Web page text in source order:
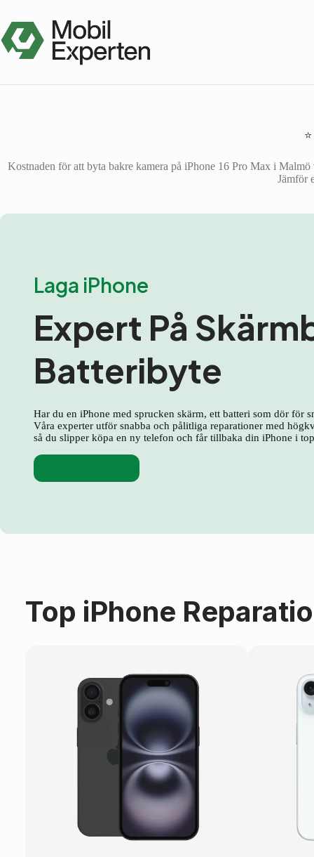
innehåll
Kostnaden för att byta bakre kamera på iPhone 16 Pro Max i
Jämför
Laga iPhone
Expert På
Batteribyte
Har du en iPhone med sprucken skärm, ett batteri som dör för
Våra experter utför snabba och pålitliga reparationer med
så du slipper köpa en ny telefon och får tillbaka din iPhone i
Top iPhone